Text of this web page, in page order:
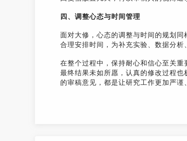
四、调整心态与时间管理
面对大修，心态的调整与时间的规划
合理安排时间，为补充实验、数据分析
在整个过程中，保持耐心和信心至关
最终结果未如所愿，认真的修改过程
的审稿意见，都是让研究工作更加严谨